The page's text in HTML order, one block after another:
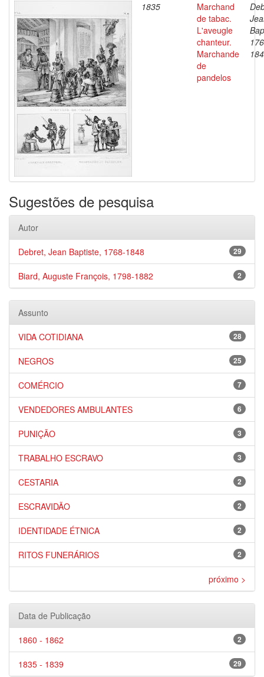
1835
Marchand
de tabac.
L'aveugle
chanteur.
Marchande
de
pandelos
Sugestões de pesquisa
Autor
29
Debret, Jean Baptiste, 1768-1848
2
Biard, Auguste François, 1798-1882
Assunto
28
VIDA COTIDIANA
25
NEGROS
7
COMÉRCIO
6
VENDEDORES AMBULANTES
3
PUNIÇÃO
3
TRABALHO ESCRAVO
2
CESTARIA
2
ESCRAVIDÃO
2
IDENTIDADE ÉTNICA
2
RITOS FUNERÁRIOS
próximo >
Data de Publicação
2
1860 - 1862
29
1835 - 1839